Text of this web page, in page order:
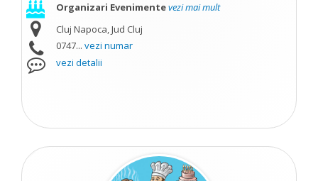
Organizari Evenimentevezi mai mult
Cluj Napoca, Jud Cluj
0747... vezi numar
vezi detalii